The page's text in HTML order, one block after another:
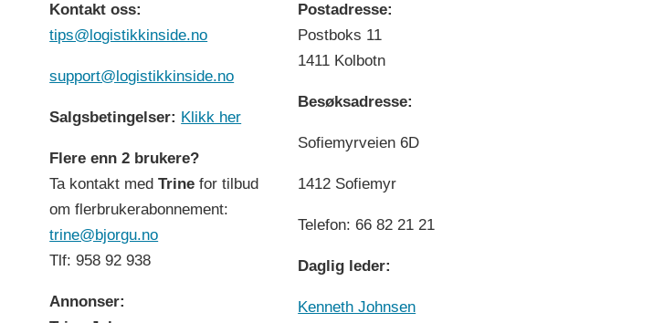
Kontakt oss:
tips@logistikkinside.no
support@logistikkinside.no
Salgsbetingelser: Klikk her
Flere enn 2 brukere?
Ta kontakt medTrine for tilbud
om flerbrukerabonnement:
trine@bjorgu.no
Tlf: 958 92 938
Annonser:
Postadresse:
Postboks 11
1411 Kolbotn
Besøksadresse:
Sofiemyrveien 6D
1412 Sofiemyr
Telefon: 66 82 21 21
Daglig leder:
Kenneth Johnsen